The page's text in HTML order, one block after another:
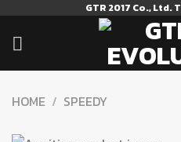
content
GTR 2017 Co.,
HOME / SPEEDY